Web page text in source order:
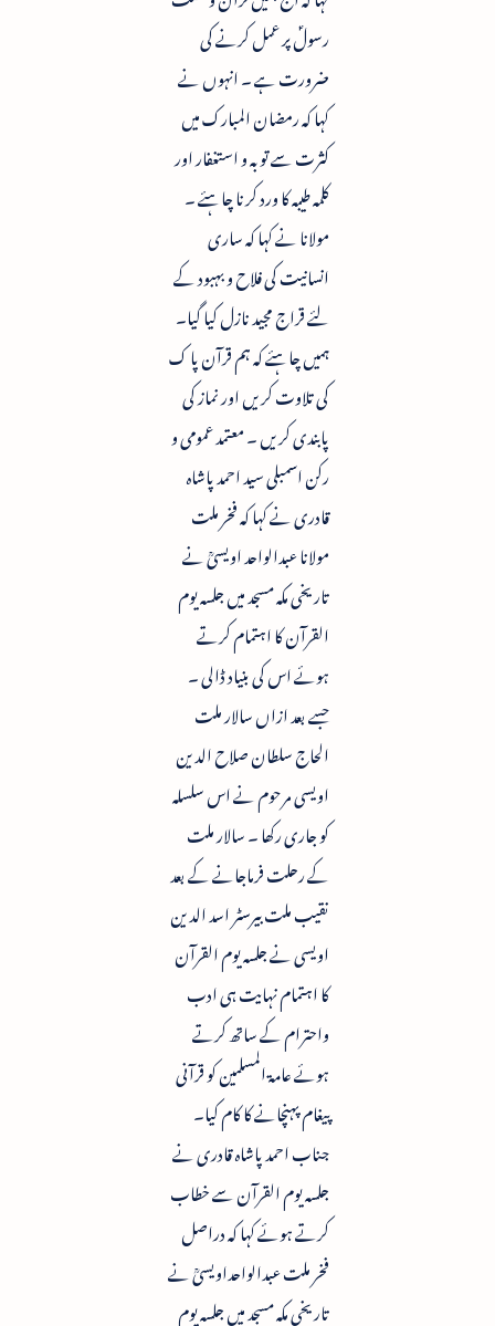
رسولؐ پر عمل کرنے کی
ضرورت ہے ۔ انہوں نے
کہا کہ رمضان المبارک میں
کثرت سے توبہ و استغفار اور
کلمہ طیبہ کا ورد کرنا چاہئے ۔
مولانا نے کہا کہ ساری
انسانیت کی فلاح و بہبود کے
لئے قراج مجید نازل کیا گیا۔
ہمیں چاہئے کہ ہم قرآن پا ک
کی تلاوت کریں اور نماز کی
پابندی کریں ۔ معتمد عمومی و
رکن اسمبلی سید احمد پاشاہ
قادری نے کہا کہ فخر ملت
مولانا عبدالواحد اویسیؒ نے
تاریخی مکہ مسجد میں جلسہ یوم
القرآن کا اہتمام کرتے
ہوئے اس کی بنیاد ڈالی ۔
جسے بعد ازاں سالار ملت
الحاج سلطان صلاح الدین
اویسی مرحوم نے اس سلسلہ
کو جاری رکھا ۔ سالار ملت
کے رحلت فرماجانے کے بعد
نقیب ملت بیرسٹر اسد الدین
اویسی نے جلسہ یوم القرآن
کا اہتمام نہایت ہی ادب
واحترام کے ساتھ کرتے
ہوئے عامۃ المسلمین کو قرآنی
پیغام پہنچانے کا کام کیا۔
جناب احمد پاشاہ قادری نے
جلسہ یوم القرآن سے خطاب
کرتے ہوئے کہا کہ دراصل
فخر ملت عبدالواحداویسیؒ نے
تاریخی مکہ مسجد میں جلسہ یوم